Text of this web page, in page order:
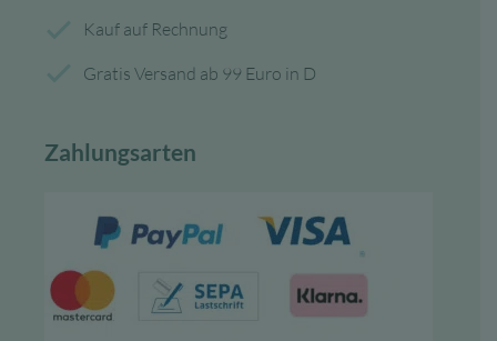
Kauf auf Rechnung
Gratis Versand ab 99 Euro in D
Zahlungsarten